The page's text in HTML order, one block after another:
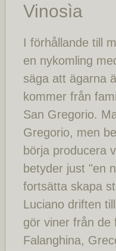
Vinosìa
I förhållande till
en nykomling
säga att ägarna
kommer från
San Gregorio.
Gregorio, men
börja producera
betyder just "en
fortsätta skapa
Luciano driften
gör viner från de
Falanghina,